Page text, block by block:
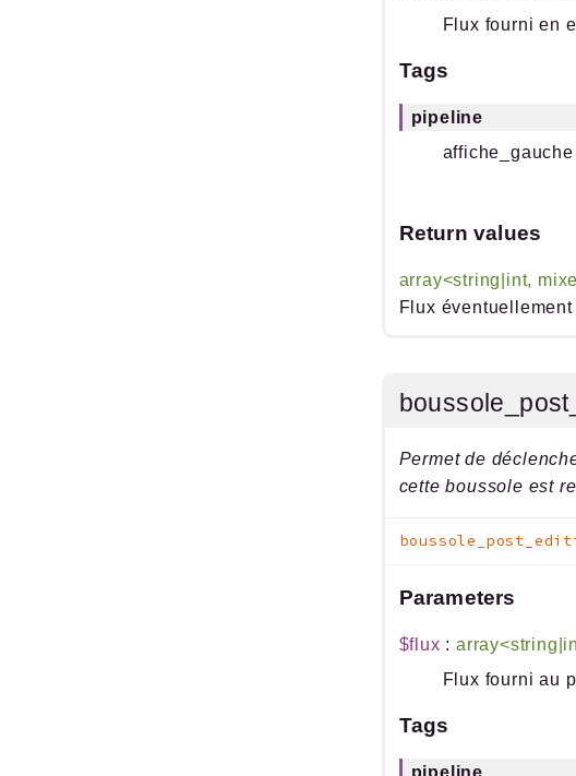
Flux fourni en
Tags
pipeline
affiche_gauche
Return values
array<string|int,
Flux
Permet de
cette boussole est
Parameters
$flux :
Flux fourni au
Tags
pipeline